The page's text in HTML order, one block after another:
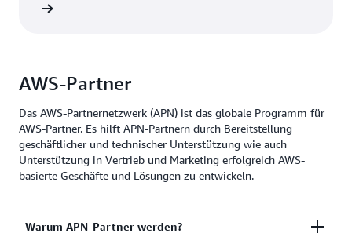
AWS-Partner
Das AWS-Partnernetzwerk (APN) ist das globale Programm für
AWS-Partner. Es hilft APN-Partnern durch Bereitstellung
geschäftlicher und technischer Unterstützung wie auch
Unterstützung in Vertrieb und Marketing erfolgreich AWS-
basierte Geschäfte und Lösungen zu entwickeln.
Warum APN-Partner werden?